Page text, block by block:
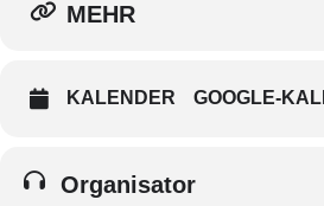
MEHR
KALENDER GOOGLE-
Organisator